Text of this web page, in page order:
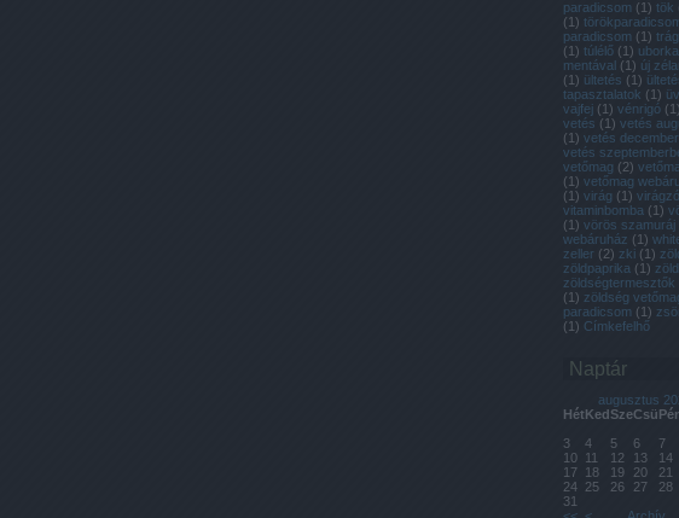
paradicsom (1) tök
(1)
paradicsom (1)
(1) túlélő (1) uborka
mentával (1) új
(1) ültetés (1)
tapasztalatok (1)
vajfej (1) vénrigó (1)
vetés (1) vetés
(1) vetés
vetés
vetőmag (2)
(1) vetőmag
(1) virág (1)
vitaminbomba (1)
(1) vörös szamuráj
webáruház (1)
zeller (2) zki (1)
zöldpaprika (1)
(1) zöldség
paradicsom (1)
(1) Címkefelhő
Naptár
augusztus
HétKedSzeCsü
3
4 5 6 7
10
11 12 13 14
17
18 19 20 21
24
25 26 27 28
31